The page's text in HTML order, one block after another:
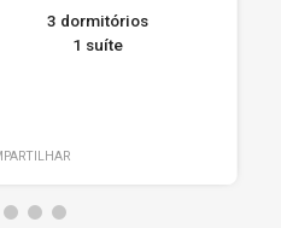
3 dormitórios
1 suíte